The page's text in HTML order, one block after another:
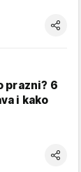
prazni? 6
i kako